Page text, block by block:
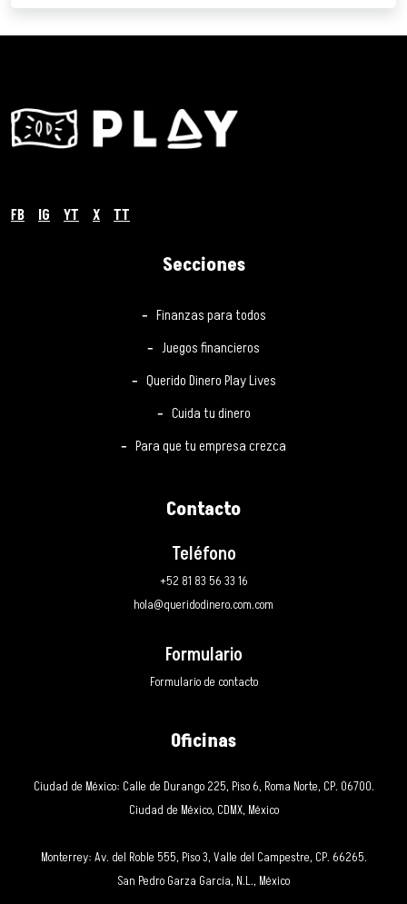
FB IG YT X TT
Secciones
Finanzas para todos
Juegos financieros
Querido Dinero Play Lives
Cuida tu dinero
Para que tu empresa crezca
Contacto
Teléfono
+52 81 83 56 33 16
hola@queridodinero.com.com
Formulario
Formulario de contacto
Oficinas
Ciudad de México: Calle de Durango 225, Piso 6, Roma Norte, CP. 06700.
Ciudad de México, CDMX, México
Monterrey: Av. del Roble 555, Piso 3, Valle del Campestre, CP. 66265.
San Pedro Garza García, N.L., México